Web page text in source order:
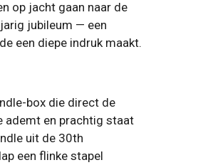
op jacht gaan naar de
jubileum — een
een diepe indruk maakt.
box die direct de
ademt en prachtig staat
uit de 30th
een flinke stapel